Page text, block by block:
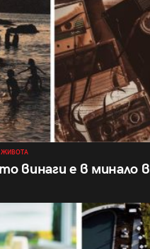
ЖИВОТА
винаги е в минало